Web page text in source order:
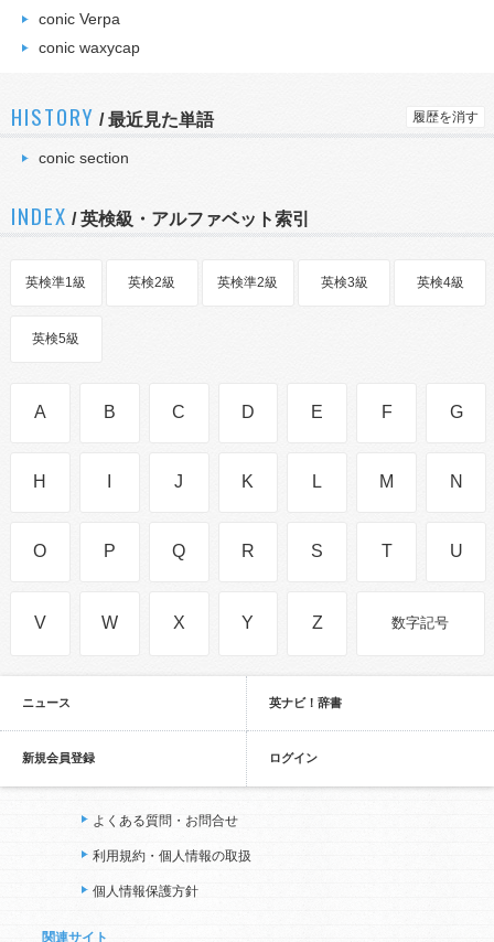
conic Verpa
conic waxycap
HISTORY /最近見た単語 履歴を消す
conic section
INDEX / 英検級・アルファベット索引
英検準1級 英検2級 英検準2級 英検3級 英検4級
英検5級
A B C D E F G
H J K L M N
O P Q R S T U
V W X Y Z 数字記号
ニュース 英ナビ！辞書
新規会員登録 ログイン
よくある質問・お問合せ
利用規約・個人情報の取扱
個人情報保護方針
関連サイト